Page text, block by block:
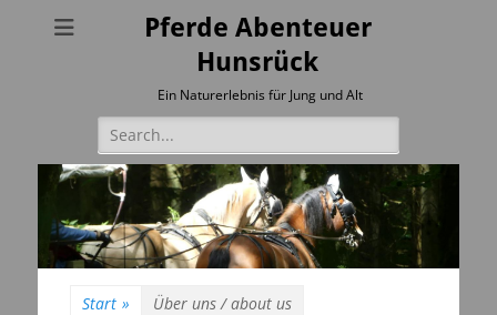
Pferde Abenteuer
Hunsrück
Ein Naturerlebnis für Jung und Alt
Suchen
nach:
Start » Über uns / about us